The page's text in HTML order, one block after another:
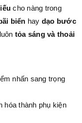
cho nàng trong
biển hay dạo bước
tỏa sáng và thoải
nhấn sang trọng
hóa thành phụ kiện